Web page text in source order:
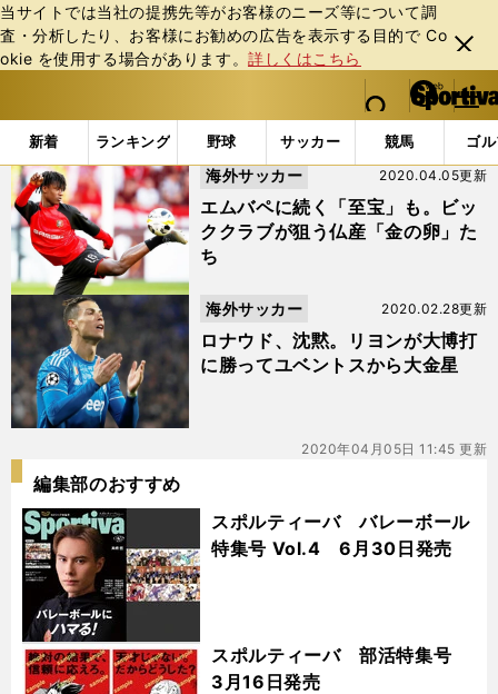
当サイトでは当社の提携先等がお客様のニーズ等について調
査・分析したり、お客様にお勧めの広告を表⽰する⽬的で Co
okie を使⽤する場合があります。詳しくはこちら
閉じ
る
web Sportiva (webスポルティーバ)
検索
マイペ
ー
ジ
メニュ
新着 ランキング 野球 サッカー 競馬 ゴ
b
ス
ポ
ル
テ
ィ
バ
「#フセム・アワール」の最新ニュース・ 情報
エムバペに続く「至宝」も。ビッ
ククラブが狙う仏産「金の卵」た
ち
2020.04.05更新
海外サッカー
ロナウド、沈黙。リヨンが大博打
に勝ってユベントスから大金星
2020.02.28更新
海外サッカー
2020年04月05日 11:45 更新
編集部のおすすめ
スポルティーバ バレーボール
特集号 Vol.4 6月30日発売
スポルティーバ 部活特集号
3月16日発売